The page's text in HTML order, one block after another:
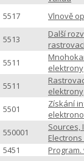
5517
Vlnově
5513
Další
5511
elektrony
5511
elektrony
5501
Získání
550001
Sources,
Electrons
5451